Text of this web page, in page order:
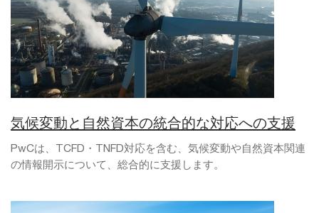
気候変動と自然資本の統合的な対応への支援
PwCは、TCFD・TNFD対応を含む、気候変動や自然資本関連
の情報開示について、総合的に支援します。